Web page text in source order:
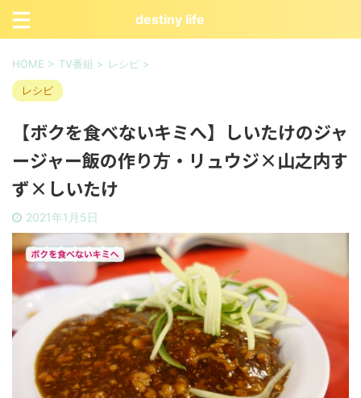
destiny life
HOME > TV番組 > レシピ >
レシピ
【ボクを食べないキミへ】しいたけのジャ
ージャー飯の作り方・リュウジ×山之内す
ず×しいたけ
2021年1月5日